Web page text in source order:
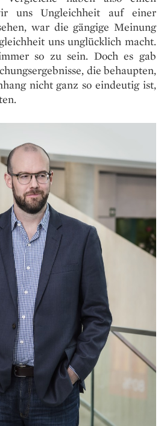
uns Ungleichheit auf einer
war die gängige Meinung
uns unglücklich macht.
so zu sein. Doch es gab
die behaupten,
nicht ganz so eindeutig ist,